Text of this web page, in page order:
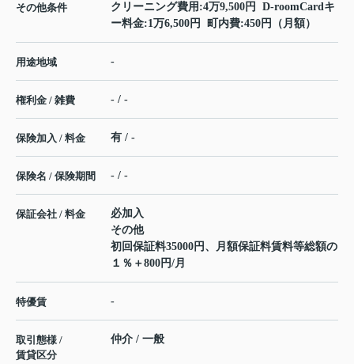
その他条件
クリーニング費用:4万9,500円 D-roomCardキ
ー料金:1万6,500円 町内費:450円（月額）
用途地域 -
権利金 / 雑費 - / -
保険加入 / 料金 有 / -
保険名 / 保険期間 - / -
保証会社 / 料金
必加入
その他
初回保証料35000円、月額保証料賃料等総額の
１％＋800円/月
特優賃 -
取引態様 /
賃貸区分
仲介 / 一般